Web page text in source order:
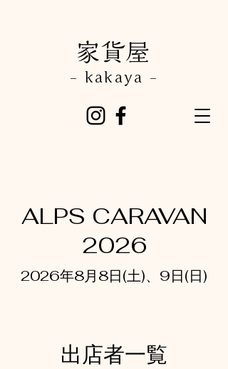
- kakaya -
​家貨屋
ALPS CARAVAN
2026
2026年8月8日(土)、9日(日)
出店者一覧